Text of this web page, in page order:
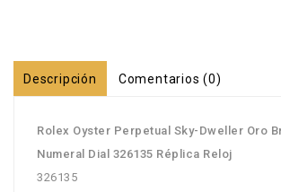
Descripción Comentarios (0)
Rolex Oyster Perpetual Sky-Dweller Oro
Numeral Dial 326135 Réplica Reloj
326135